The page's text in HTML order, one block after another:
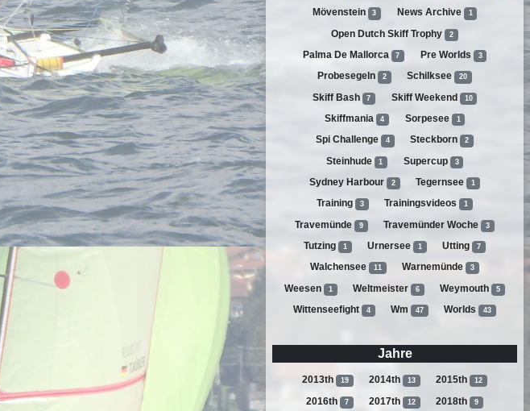
Mövenstein 3 News Archive 1
Open Dutch Skiff Trophy 2
Palma De Mallorca 7 Pre Worlds 3
Probesegeln 2 Schilksee 20
Skiff Bash 7 Skiff Weekend 10
Skiffmania 4 Sorpesee 1
Spi Challenge 4 Steckborn 2
Steinhude 1 Supercup 3
Sydney Harbour 2 Tegernsee 1
Training 3 Trainingsvideos 1
Travemünde 9 Travemünder Woche 3
Tutzing 1 Urnersee 1 Utting 7
Walchensee 11 Warnemünde 3
Weesen 1 Weltmeister 6 Weymouth 5
Wittenseefight 4 Wm 47 Worlds 43
Jahre
2013th 19 2014th 13 2015th 12
2016th 7 2017th 12 2018th 9